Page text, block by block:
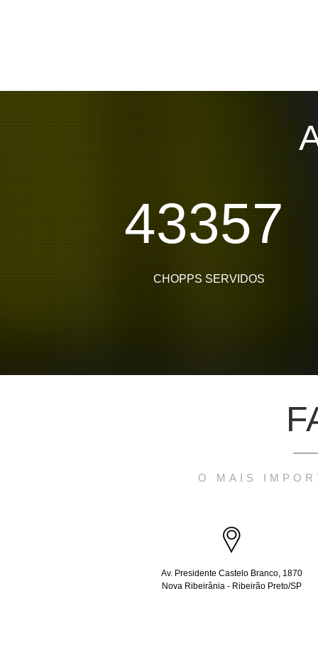
43357
CHOPPS SERVIDOS
O MAIS
Av. Presidente Castelo Branco, 1870
Nova Ribeirânia - Ribeirão Preto/SP